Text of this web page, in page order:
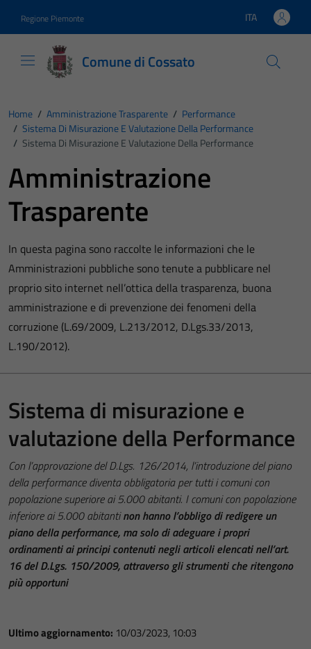
Regione Piemonte Lingua attiva:
ITA
Comune di Cossato
Home / Amministrazione Trasparente / Performance
/ Sistema Di Misurazione E Valutazione Della Performance
/ Sistema Di Misurazione E Valutazione Della Performance
Amministrazione
Trasparente
In questa pagina sono raccolte le informazioni che le
Amministrazioni pubbliche sono tenute a pubblicare nel
proprio sito internet nell’ottica della trasparenza, buona
amministrazione e di prevenzione dei fenomeni della
corruzione (L.69/2009, L.213/2012, D.Lgs.33/2013,
L.190/2012).
Sistema di misurazione e
valutazione della Performance
Con l’approvazione del D.Lgs. 126/2014, l’introduzione del piano
della performance diventa obbligatoria per tutti i comuni con
popolazione superiore ai 5.000 abitanti. I comuni con popolazione
inferiore ai 5.000 abitantinon hanno l’obbligo di redigere un
piano della performance, ma solo di adeguare i propri
ordinamenti ai principi contenuti negli articoli elencati nell’art.
16 del D.Lgs. 150/2009, attraverso gli strumenti che ritengono
più opportuni
Ultimo aggiornamento: 10/03/2023, 10:03